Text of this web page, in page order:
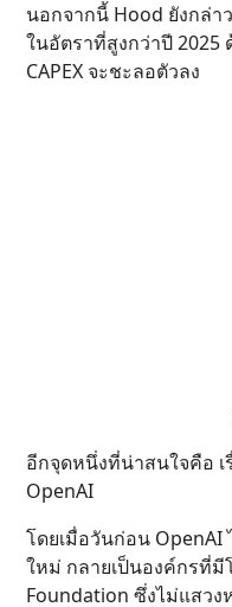
นอกจากนี้ Hood ยังกล่า
ในอัตราที่สูงกว่าปี 2025
CAPEX จะชะลอตัวลง
อีกจุดหนึ่งที่น่าสนใจคือ เ
OpenAI
โดยเมื่อวันก่อน OpenAI
ใหม่ กลายเป็นองค์กรที่มี
Foundation ซึ่งไม่แสว